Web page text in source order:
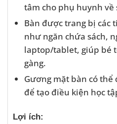
tâm cho phụ huynh về
Bàn được trang bị các
như ngăn chứa sách,
laptop/tablet, giúp bé
gàng.
Gương mặt bàn có
để tạo điều kiện học
Lợi ích: